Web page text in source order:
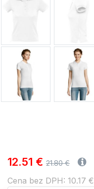
12.51 € 21.80 €
Cena bez DPH: 10.17 €